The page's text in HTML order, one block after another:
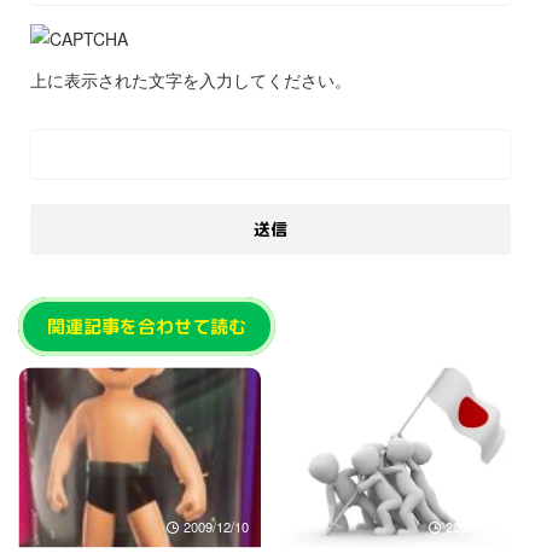
上に表示された文字を入力してください。
関連記事を合わせて読む
2009/12/10 2009/11/15